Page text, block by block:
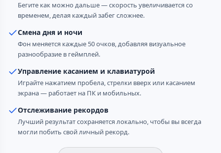
Бегите как можно дальше — скорость увеличивается со
временем, делая каждый забег сложнее.
Смена дня и ночи
Фон меняется каждые 50 очков, добавляя визуальное
разнообразие в геймплей.
Управление касанием и клавиатурой
Играйте нажатием пробела, стрелки вверх или касанием
экрана — работает на ПК и мобильных.
Отслеживание рекордов
Лучший результат сохраняется локально, чтобы вы всегда
могли побить свой личный рекорд.